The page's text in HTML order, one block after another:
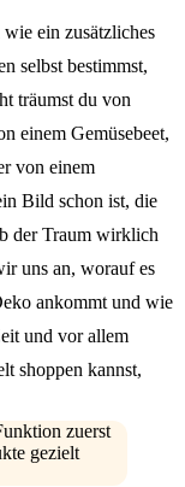
ein zusätzliches
selbst bestimmst,
träumst du von
einem Gemüsebeet,
von einem
Bild schon ist, die
der Traum wirklich
uns an, worauf es
ankommt und wie
und vor allem
shoppen kannst,
zuerst
gezielt